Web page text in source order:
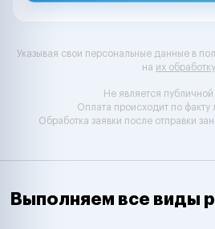
Указывая свои персональные данные в
на их обработку
Не является
Оплата происходит по факту
Обработка заявки после отправки
Выполняем все виды